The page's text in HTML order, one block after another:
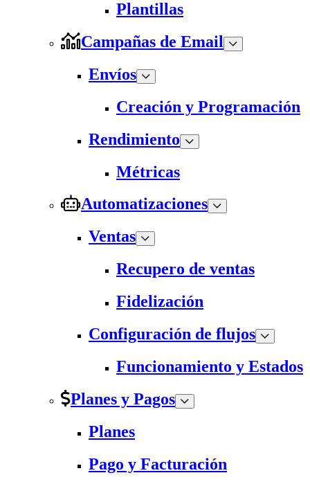
Plantillas
Campañas de Email
Envíos
Creación y Programación
Rendimiento
Métricas
Automatizaciones
Ventas
Recupero de ventas
Fidelización
Configuración de flujos
Funcionamiento y Estados
Planes y Pagos
Planes
Pago y Facturación